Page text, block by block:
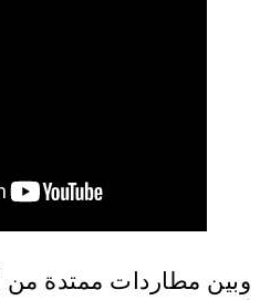
وبين مطاردات ممتدة